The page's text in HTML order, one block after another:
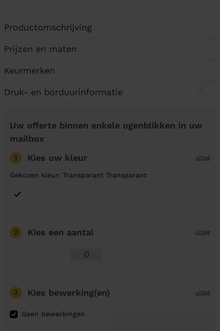
Productomschrijving
Prijzen en maten
Keurmerken
Druk- en borduurinformatie
Uw offerte binnen enkele ogenblikken in uw
mailbox
1 Kies uw kleur uitleg
Gekozen kleur: Transparant Transparant
2 Kies een aantal uitleg
3 Kies bewerking(en) uitleg
Geen bewerkingen